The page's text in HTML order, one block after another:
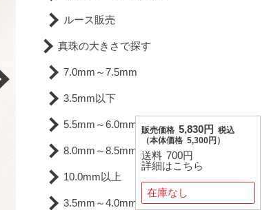
ルース販売
真珠の大きさで探す
7.0mm～7.5mm
3.5mm以下
5.5mm～6.0mm
8.0mm～8.5mm
10.0mm以上
3.5mm～4.0mm
販売価格 5,830円 税込
（本体価格 5,300円）
送料 700円
詳細はこちら
在庫なし